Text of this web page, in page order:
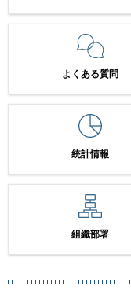
よくある質問
統計情報
組織部署